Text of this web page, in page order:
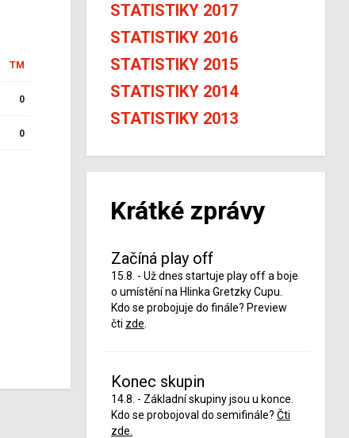
TM
0
0
STATISTIKY 2017
STATISTIKY 2016
STATISTIKY 2015
STATISTIKY 2014
STATISTIKY 2013
Krátké zprávy
Začíná play off
15.8. - Už dnes startuje play off a boje
o umístění na Hlinka Gretzky Cupu.
Kdo se probojuje do finále? Preview
čti zde
Konec skupin
14.8. - Základní skupiny jsou u konce.
Kdo se probojoval do semifinále? Čti
zde.